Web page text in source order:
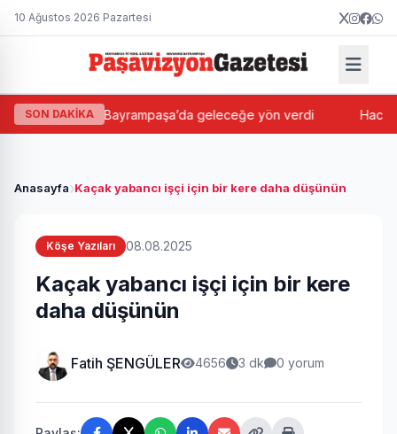
10 Ağustos 2026 Pazartesi
SON DAKİKA
Gençliği Bayrampaşa’da geleceğe yön verdi Hacı
Anasayfa Kaçak yabancı işçi için bir kere daha düşünün
Köşe Yazıları 08.08.2025
Kaçak yabancı işçi için bir kere
daha düşünün
Fatih ŞENGÜLER 4656 3 dk 0 yorum